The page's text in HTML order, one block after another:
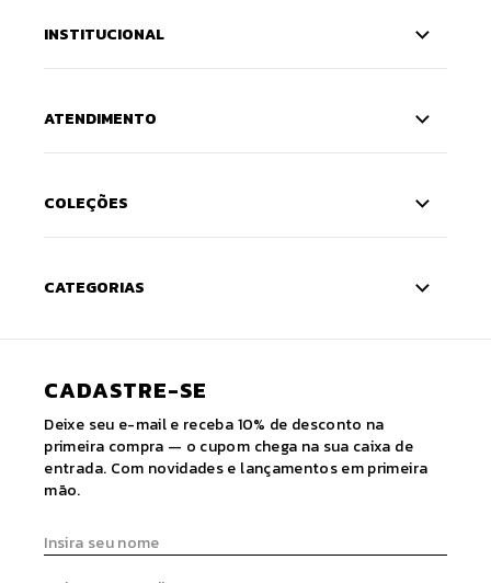
INSTITUCIONAL
ATENDIMENTO
COLEÇÕES
CATEGORIAS
CADASTRE-SE
Deixe seu e-mail e receba 10% de desconto na
primeira compra — o cupom chega na sua caixa de
entrada. Com novidades e lançamentos em primeira
mão.